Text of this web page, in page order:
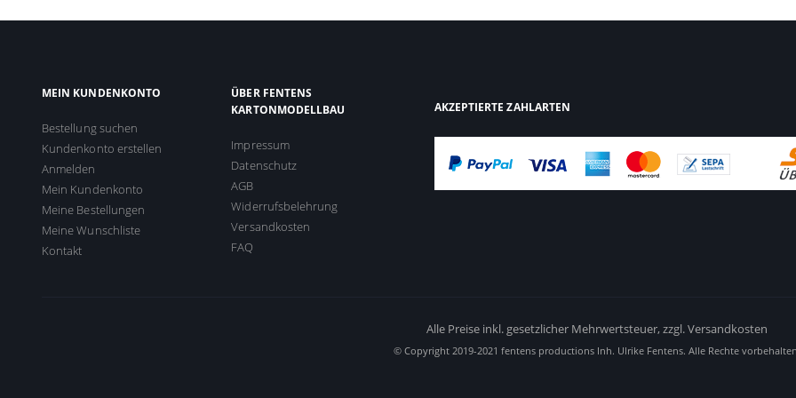
MEIN KUNDENKONTO
Bestellung suchen
Kundenkonto erstellen
Anmelden
Mein Kundenkonto
Meine Bestellungen
Meine Wunschliste
Kontakt
ÜBER FENTENS
KARTONMODELLBAU
Impressum
Datenschutz
AGB
Widerrufsbelehrung
Versandkosten
FAQ
AKZEPTIERTE ZAHLARTEN
Alle Preise inkl. gesetzlicher Mehrwertsteuer,zzgl. Versandkosten
© Copyright 2019-2021 fentens productions Inh. Ulrike Fentens. Alle Rechte